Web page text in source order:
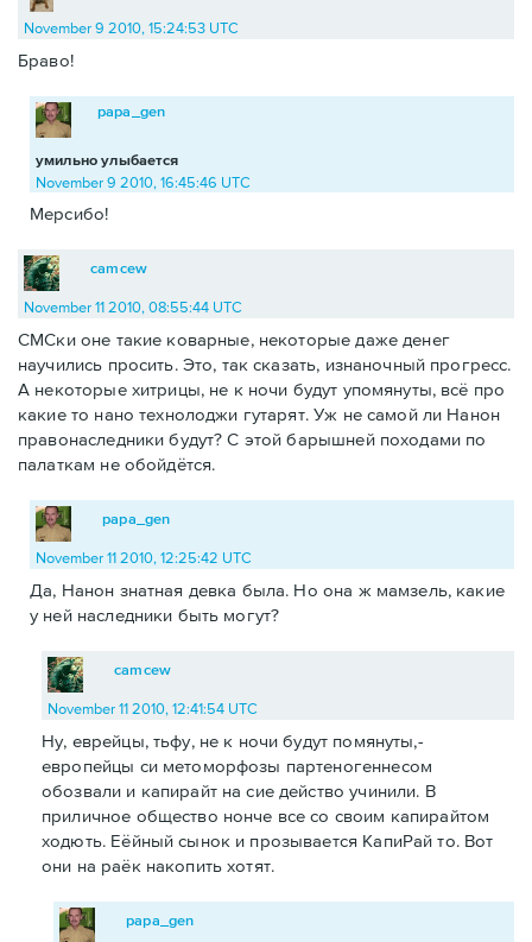
November 9 2010, 15:24:53 UTC
Браво!
умильно улыбается
papa_gen
November 9 2010, 16:45:46 UTC
Мерсибо!
camcew
November 11 2010, 08:55:44 UTC
СМСки оне такие коварные, некоторые даже денег
научились просить. Это, так сказать, изнаночный прогресс.
А некоторые хитрицы, не к ночи будут упомянуты, всё про
какие то нано технолоджи гутарят. Уж не самой ли Нанон
правонаследники будут? С этой барышней походами по
палаткам не обойдётся.
papa_gen
November 11 2010, 12:25:42 UTC
Да, Нанон знатная девка была. Но она ж мамзель, какие
у ней наследники быть могут?
camcew
November 11 2010, 12:41:54 UTC
Ну, еврейцы, тьфу, не к ночи будут помянуты,-
европейцы си метоморфозы партеногеннесом
обозвали и капирайт на сие действо учинили. В
приличное общество нонче все со своим капирайтом
ходють. Еёйный сынок и прозывается КапиРай то. Вот
они на раёк накопить хотят.
papa_gen